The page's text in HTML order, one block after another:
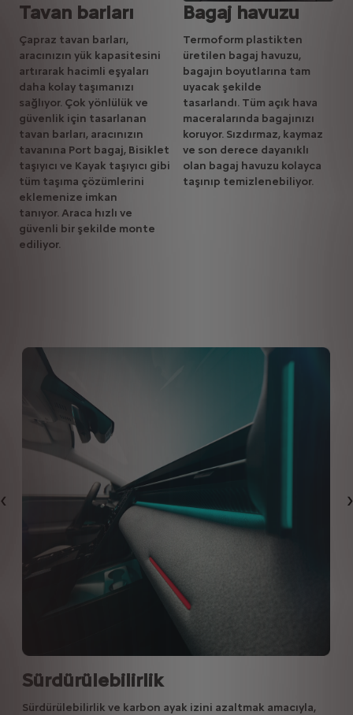
Tavan barları
Çapraz tavan barları,
aracınızın yük kapasitesini
artırarak hacimli eşyaları
daha kolay taşımanızı
sağlıyor. Çok yönlülük ve
güvenlik için tasarlanan
tavan barları, aracınızın
tavanına Port bagaj, Bisiklet
taşıyıcı ve Kayak taşıyıcı gibi
tüm taşıma çözümlerini
eklemenize imkan
tanıyor.Araca hızlı ve
güvenli bir şekilde monte
ediliyor.
Bagaj havuzu
Termoform plastikten
üretilen bagaj havuzu,
bagajın boyutlarına tam
uyacak şekilde
tasarlandı. Tüm açık hava
maceralarında bagajınızı
koruyor. Sızdırmaz, kaymaz
ve son derece dayanıklı
olan bagaj havuzu kolayca
taşınıp temizlenebiliyor.
Bi̇r Önceki̇
Sürdürülebilirlik
Sürdürülebilirlik ve karbon ayak izini azaltmak amacıyla,